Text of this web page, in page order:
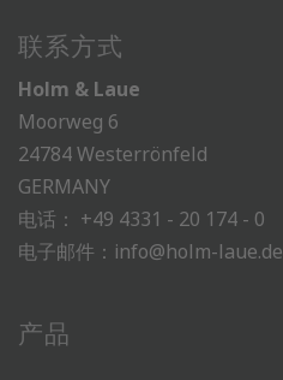
联系方式
Holm & Laue
Moorweg 6
24784 Westerrönfeld
GERMANY
电话： +49 4331 - 20 174 - 0
电子邮件： info@holm-laue.de
产品